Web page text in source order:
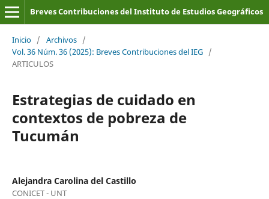
Breves Contribuciones del Instituto de Estudios Geográficos
Inicio / Archivos /
Vol. 36 Núm. 36 (2025): Breves Contribuciones del IEG /
ARTICULOS
Estrategias de cuidado en
contextos de pobreza de
Tucumán
Alejandra Carolina del Castillo
CONICET - UNT